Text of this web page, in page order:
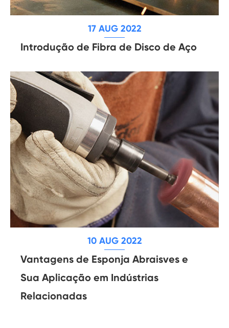
17 AUG 2022
Introdução de Fibra de Disco de Aço
10 AUG 2022
Vantagens de Esponja Abraisves e
Sua Aplicação em Indústrias
Relacionadas